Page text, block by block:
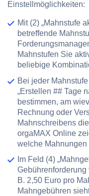
Einstellmöglichkeiten:
Mit(2) „Mahnstufe
betreffende
Mahnstufen Sie
beliebige
Bei jeder
„Erstellen ## Tage
bestimmen, am
Rechnung oder
Mahnschreibens
orgaMAX Online
welche Mahnungen
Im Feld (4)
B. 2,50 Euro pro
Mahngebühren